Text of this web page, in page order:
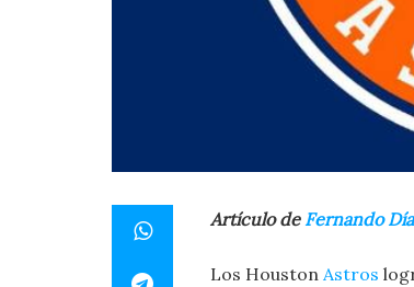
Artículo de Fernando
Los Houston Astros